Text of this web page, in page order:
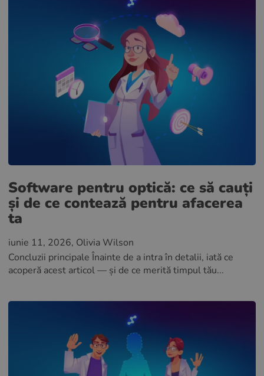
Software pentru optică: ce să cauți
și de ce contează pentru afacerea
ta
iunie 11, 2026, Olivia Wilson
Concluzii principale Înainte de a intra în detalii, iată ce
acoperă acest articol — și de ce merită timpul tău...